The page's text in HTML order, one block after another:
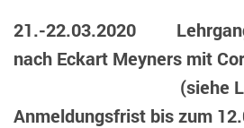
21.-22.03.2020
nach Eckart Meyners mit
(siehe
Anmeldungsfrist bis zum